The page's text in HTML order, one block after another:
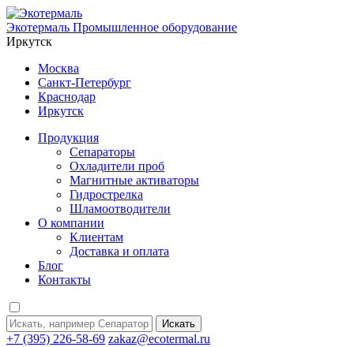
Экотермаль Промышленное оборудование
Иркутск
Москва
Санкт-Петербург
Краснодар
Иркутск
Продукция
Сепараторы
Охладители проб
Магнитные активаторы
Гидрострелка
Шламоотводители
О компании
Клиентам
Доставка и оплата
Блог
Контакты
Искать
+7 (395) 226-58-69 zakaz@ecotermal.ru